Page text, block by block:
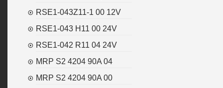
RSE1-043Z11-1 00 12V
RSE1-043 H11 00 24V
RSE1-042 R11 04 24V
MRP S2 4204 90A 04
MRP S2 4204 90A 00